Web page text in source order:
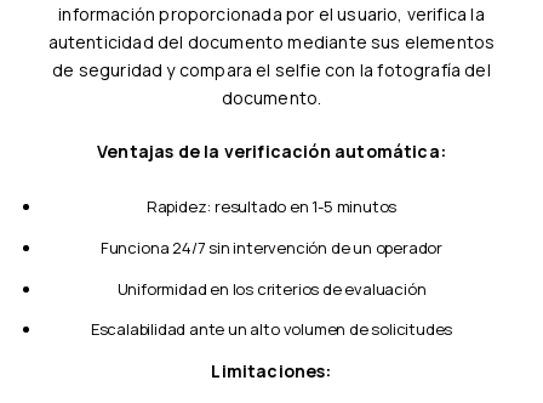
información proporcionada por el usuario, verifica la
autenticidad del documento mediante sus elementos
de seguridad y compara el selfie con la fotografía del
documento.
Ventajas de la verificación automática:
Rapidez: resultado en 1-5 minutos
Funciona 24/7 sin intervención de un operador
Uniformidad en los criterios de evaluación
Escalabilidad ante un alto volumen de solicitudes
Limitaciones: